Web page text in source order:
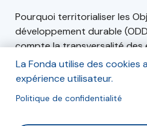
Pourquoi territorialiser les
développement durable
compte la transversalité des
l’Agenda 2030 peut-il servir
dialogue territorial ? Pour
introductive sera de
La Fonda utilise des cookies
expérience utilisateur.
Politique de confidentialité